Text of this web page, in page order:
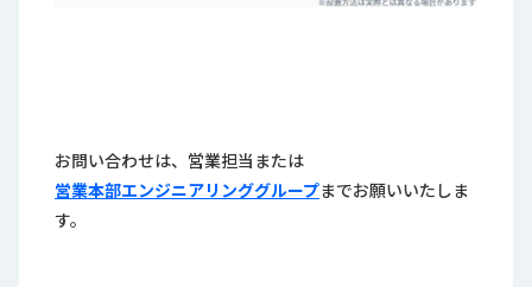
お問い合わせは、営業担当または
営業本部エンジニアリンググループまでお願いいたしま
す。